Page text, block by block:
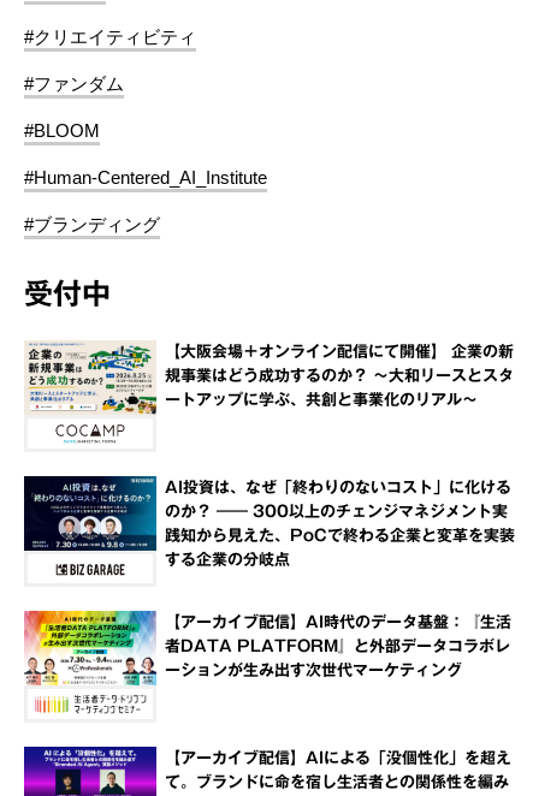
#クリエイティビティ
#ファンダム
#BLOOM
#Human-Centered_AI_Institute
#ブランディング
受付中
【大阪会場＋オンライン配信にて開催】 企業の新
規事業はどう成功するのか？ ～大和リースとスタ
ートアップに学ぶ、共創と事業化のリアル～
AI投資は、なぜ「終わりのないコスト」に化ける
のか？ ―― 300以上のチェンジマネジメント実
践知から見えた、PoCで終わる企業と変革を実装
する企業の分岐点
【アーカイブ配信】AI時代のデータ基盤：『生活
者DATA PLATFORM』と外部データコラボレ
ーションが生み出す次世代マーケティング
【アーカイブ配信】AIによる「没個性化」を超え
て。ブランドに命を宿し生活者との関係性を編み